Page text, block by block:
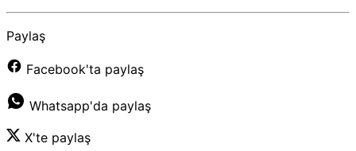
Paylaş
Facebook'ta paylaş
Whatsapp'da paylaş
X'te paylaş